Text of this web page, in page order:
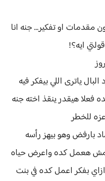
او تفكير... جنه انا
ايه؟!
ياترى اللي بيفكر فيه
هيقدر ينقذ اخته جنه
للخطر
بارفض وهو بيهز رأسه
مش هعمل كده واعرض حياه
ازاي بفكر اعمل كده في بنت